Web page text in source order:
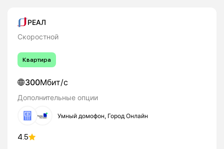
РЕАЛ
Скоростной
Квартира
300Мбит/с
Дополнительные опции
Умный домофон, Город Онлайн
4.5